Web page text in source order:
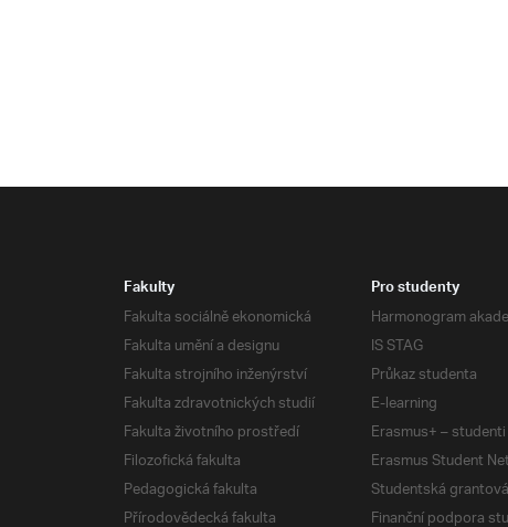
Fakulty
Fakulta sociálně ekonomická
Fakulta umění a designu
Fakulta strojního inženýrství
Fakulta zdravotnických studií
Fakulta životního prostředí
Filozofická fakulta
Pedagogická fakulta
Přírodovědecká fakulta
Pro studenty
Harmonogram
IS STAG
Průkaz studenta
E-learning
Erasmus+ – studenti
Erasmus Student
Studentská
Finanční podpora